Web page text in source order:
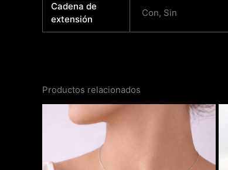
Cadena de
extensión
Con, Sin
Productos relacionados